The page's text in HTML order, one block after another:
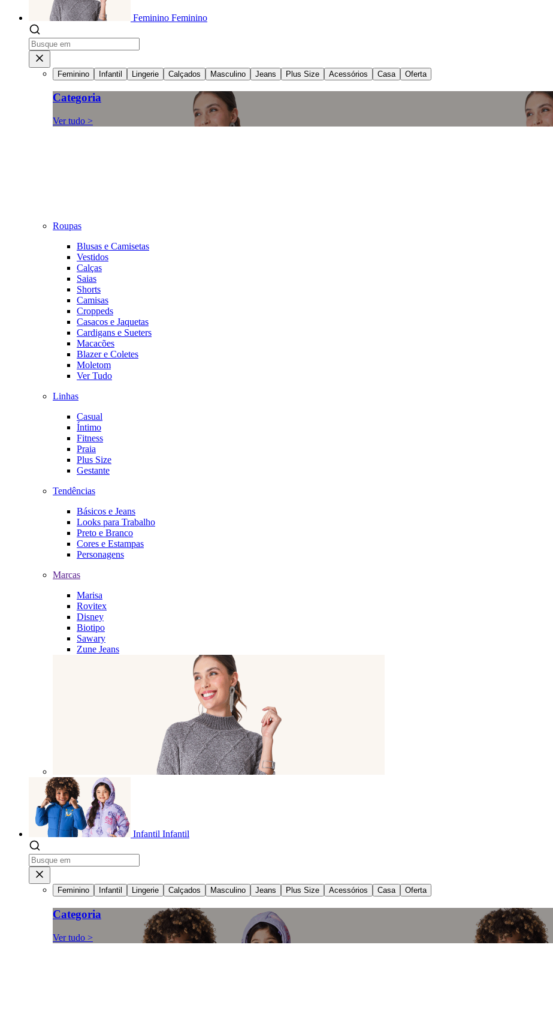
Feminino Feminino
Feminino Infantil Lingerie Calçados Masculino Jeans Plus Size Acessórios Casa Oferta
Categoria
Ver tudo >
Roupas
Blusas e Camisetas
Vestidos
Calças
Saias
Shorts
Camisas
Croppeds
Casacos e Jaquetas
Cardigans e Sueters
Macacões
Blazer e Coletes
Moletom
Ver Tudo
Linhas
Casual
Íntimo
Fitness
Praia
Plus Size
Gestante
Tendências
Básicos e Jeans
Looks para Trabalho
Preto e Branco
Cores e Estampas
Personagens
Marcas
Marisa
Rovitex
Disney
Biotipo
Sawary
Zune Jeans
Infantil Infantil
Feminino Infantil Lingerie Calçados Masculino Jeans Plus Size Acessórios Casa Oferta
Categoria
Ver tudo >